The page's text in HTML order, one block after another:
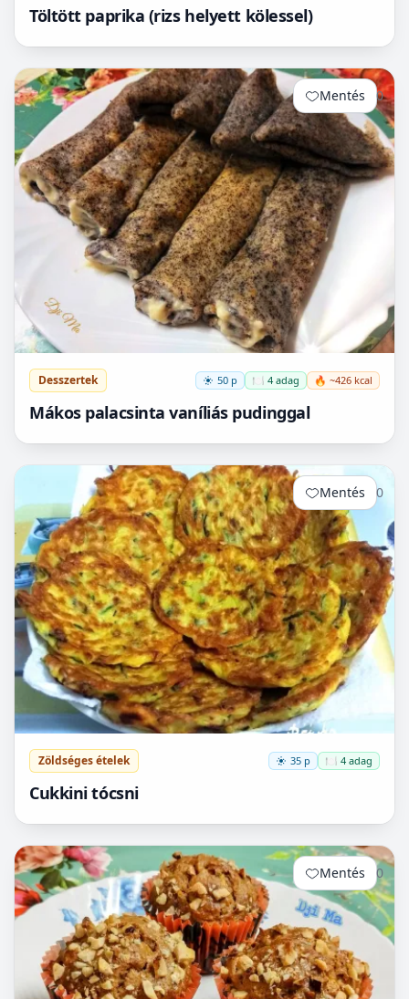
Töltött paprika (rizs helyett kölessel)
Mentés 0
Desszertek 50 p 🍽️ 4 adag 🔥 ~426 kcal
Mákos palacsinta vaníliás pudinggal
Mentés 0
Zöldséges ételek 35 p 🍽️ 4 adag
Cukkini tócsni
Mentés 0